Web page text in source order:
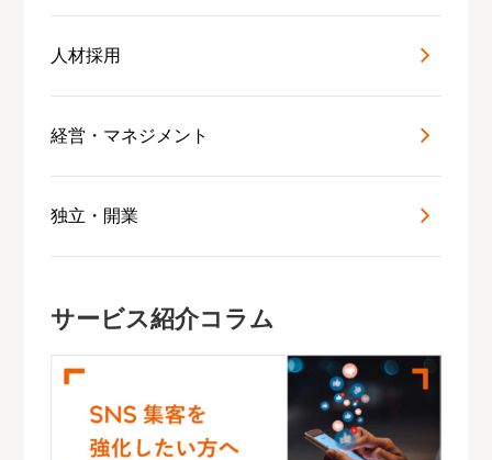
人材採用
経営・マネジメント
独立・開業
サービス紹介コラム